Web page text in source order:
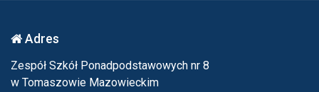
Adres
Zespół Szkół Ponadpodstawowych nr 8
w Tomaszowie Mazowieckim